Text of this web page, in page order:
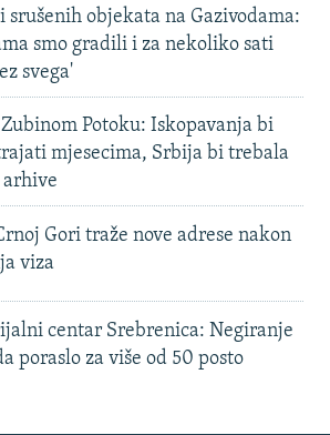
srušenih objekata na Gazivodama:
smo gradili i za nekoliko sati
svega'
Potoku: Iskopavanja bi
mjesecima, Srbija bi trebala
Gori traže nove adrese nakon
viza
centar Srebrenica: Negiranje
poraslo za više od 50 posto